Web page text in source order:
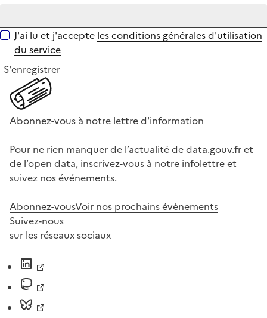
J'ai lu et j'accepte les conditions générales d'utilisation
du service
S'enregistrer
Abonnez-vous à notre lettre d'information
Pour ne rien manquer de l’actualité de data.gouv.fr et
de l’open data, inscrivez-vous à notre infolettre et
suivez nos événements.
Abonnez-vousVoir nos prochains évènements
Suivez-nous
sur les réseaux sociaux